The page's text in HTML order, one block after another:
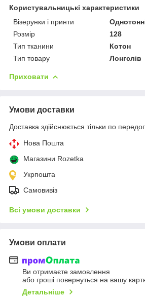
Користувальницькі характеристики
Візерунки і принти
Розмір
128
Тип тканини
Котон
Тип товару
Лонгслів
Приховати
Умови доставки
Доставка здійснюється тільки по
Нова Пошта
Магазини Rozetka
Укрпошта
Самовивіз
Всі умови доставки
Умови оплати
Ви отримаєте замовлення
або гроші повернуться на вашу
Детальніше